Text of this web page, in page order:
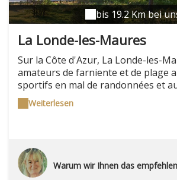
bis 19.2 Km bei
La Londe-les-Maures
Sur la Côte d'Azur, La Londe-les-
amateurs de farniente et de plage
sportifs en mal de randonnées et
grimper. Côté plage, avec La Londe,
avec Les Maures et son massif. Les
l'île de Porquerolles et celle de
trois îles d'Or . On y aperçoit même
Brégançon, ancienne résidence
Weiterlesen
Warum wir Ihnen das empfehlen